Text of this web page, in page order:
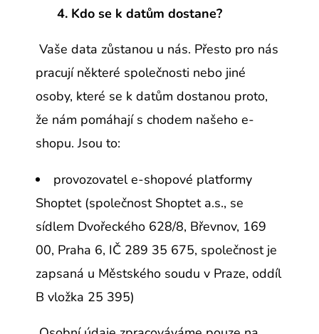
4. Kdo se k datům dostane?
Vaše data zůstanou u nás. Přesto pro nás
pracují některé společnosti nebo jiné
osoby, které se k datům dostanou proto,
že nám pomáhají s chodem našeho e-
shopu. Jsou to:
provozovatel e-shopové platformy
Shoptet (společnost Shoptet a.s., se
sídlem Dvořeckého 628/8, Břevnov, 169
00, Praha 6, IČ 289 35 675, společnost je
zapsaná u Městského soudu v Praze, oddíl
B vložka 25 395)